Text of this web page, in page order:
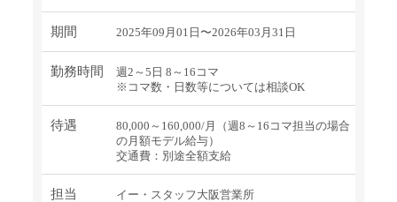
期間 2025年09月01日〜2026年03月31日
勤務時間
週2～5日 8～16コマ
※コマ数・日数等については相談OK
待遇
80,000～160,000/月（週8～16コマ担当の場合
の月額モデル給与）
交通費：別途全額支給
担当 イー・スタッフ大阪営業所